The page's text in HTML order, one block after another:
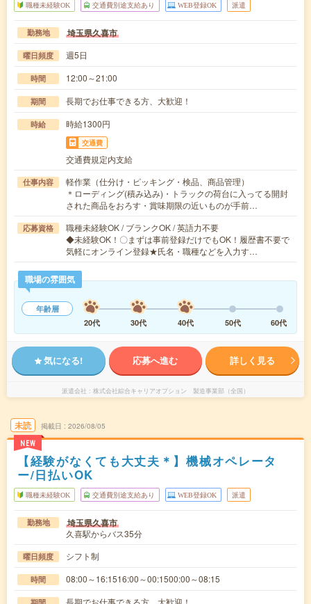
職種未経験OK 交通費別途支給あり WEB登録OK 派遣
勤務地 埼玉県久喜市
曜日頻度 週5日
時間 12:00～21:00
期間 長期でお仕事できる方、大歓迎！
時給 時給1300円
交通費
交通費規定内支給
仕事内容
軽作業（仕分け・ピッキング・検品、商品管理）
＊ローディング(積み込み)・トラックの荷台に入ってる開封
された商品をおろす・賞味期限の近いものが手前…
応募資格
職種未経験OK / ブランクOK / 英語力不要
◆未経験OK！〇まずは事前登録だけでもOK！履歴書不要で
気軽にオンライン登録★氏名・職種などを入力す…
職場の雰囲気
年齢層
20代
30代 40代 50代 60代
気になる! 応募へ進む 詳しく見る
派遣会社 株式会社綜合キャリアオプション 製造事業部（全国）
未読
NEW
掲載日 2026/08/05
【経験がなくても大丈夫＊】機械オペレータ
ー/日払いOK
職種未経験OK 交通費別途支給あり WEB登録OK 派遣
勤務地 埼玉県久喜市
久喜駅からバス35分
曜日頻度 シフト制
時間 08:00～16:1516:00～00:1500:00～08:15